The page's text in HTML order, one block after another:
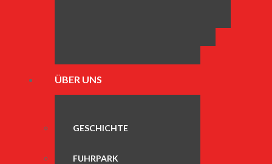
ÜBER UNS
GESCHICHTE
FUHRPARK